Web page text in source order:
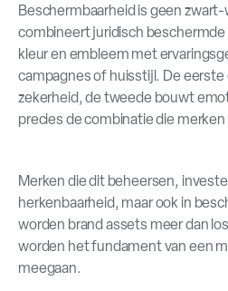
Beschermbaarheid is geen
combineert juridisch beschermde
kleur en embleem met
campagnes of huisstijl. De
zekerheid, de tweede bouwt
precies de combinatie die
Merken die dit beheersen,
herkenbaarheid, maar ook in
worden brand assets meer dan
worden het fundament van een
meegaan.